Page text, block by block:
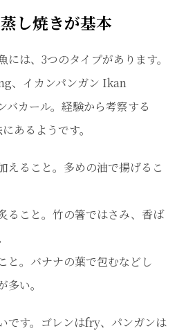
し焼きが基本
は、3つのタイプがあります。
、イカンパンガン Ikan
カール。経験から考察する
あるようです。
えること。多めの油で揚げるこ
ること。竹の箸ではさみ、香ば
と。バナナの葉で包むなどし
い。
です。ゴレンはfry、パンガンは